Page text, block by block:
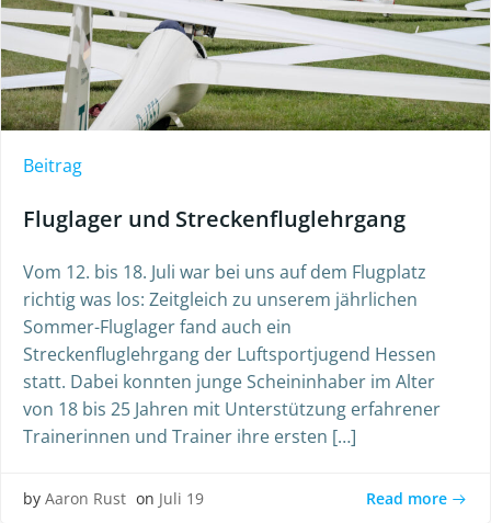
Beitrag
Fluglager und Streckenfluglehrgang
Vom 12. bis 18. Juli war bei uns auf dem Flugplatz
richtig was los: Zeitgleich zu unserem jährlichen
Sommer-Fluglager fand auch ein
Streckenfluglehrgang der Luftsportjugend Hessen
statt. Dabei konnten junge Scheininhaber im Alter
von 18 bis 25 Jahren mit Unterstützung erfahrener
Trainerinnen und Trainer ihre ersten […]
by Aaron Rust on Juli 19 Read more